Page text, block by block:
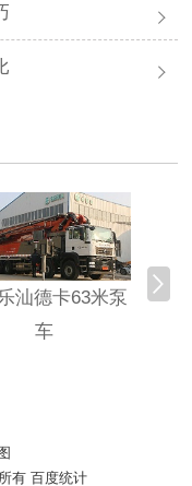
汕德卡63米泵
车
科
有 百度统计